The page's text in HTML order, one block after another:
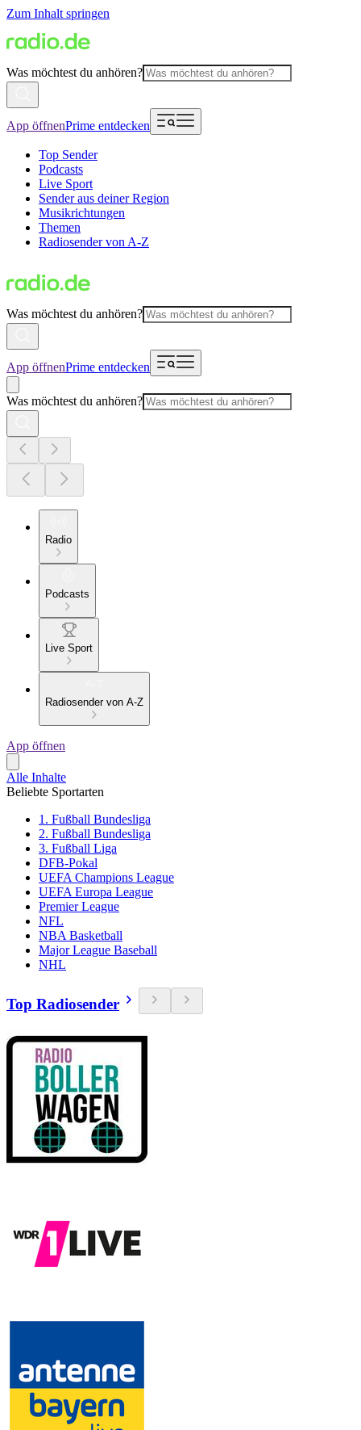
Zum Inhalt springen
Was möchtest du anhören?
App öffnenPrime entdecken
Top Sender
Podcasts
Live Sport
Sender aus deiner Region
Musikrichtungen
Themen
Radiosender von A-Z
Was möchtest du anhören?
App öffnenPrime entdecken
Was möchtest du anhören?
Radio
Podcasts
Live Sport
Radiosender von A-Z
App öffnen
Alle Inhalte
Beliebte Sportarten
1. Fußball Bundesliga
2. Fußball Bundesliga
3. Fußball Liga
DFB-Pokal
UEFA Champions League
UEFA Europa League
Premier League
NFL
NBA Basketball
Major League Baseball
NHL
Top Radiosender